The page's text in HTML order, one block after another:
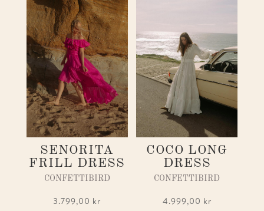
SENORITA
FRILL DRESS
CONFETTIBIRD
3.799,00 kr
COCO LONG
DRESS
CONFETTIBIRD
4.999,00 kr